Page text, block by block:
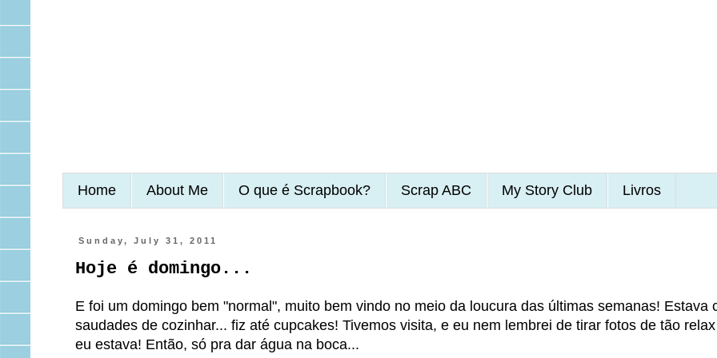
Home About Me O que é Scrapbook? Scrap ABC My Story Club Livros
Sunday, July 31, 2011
Hoje é domingo...
E foi um domingo bem "normal", muito bem vindo no meio da loucura das últimas semanas! Estava
saudades de cozinhar... fiz até cupcakes! Tivemos visita, e eu nem lembrei de tirar fotos de tão
eu estava! Então, só pra dar água na boca...